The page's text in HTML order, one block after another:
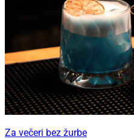
Za večeri bez žurbe